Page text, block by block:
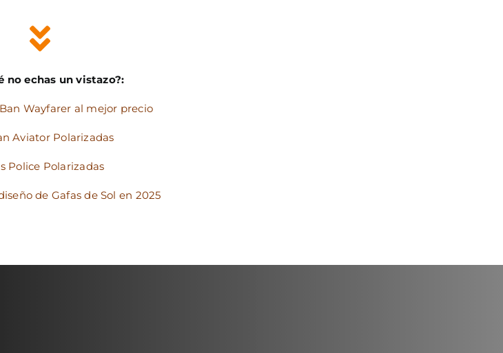
no echas un vistazo?:
Wayfarer al mejor precio
Aviator Polarizadas
Police Polarizadas
de Gafas de Sol en 2025